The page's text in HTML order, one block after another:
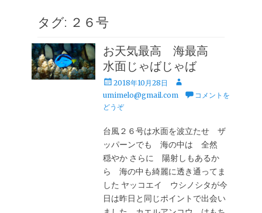
タグ: ２６号
お天気最高 海最高
水面じゃばじゃば
投
稿
日
2018年10月28日
投
稿
umimelo@gmail.com
コメントを
どうぞ
台風２６号は水面を波立たせ ザ
ッパーンでも 海の中は 全然
穏やか さらに 陽射しもあるか
ら 海の中も綺麗に透き通ってま
した ヤッコエイ ウシノシタが今
日は昨日と同じポイントで出会い